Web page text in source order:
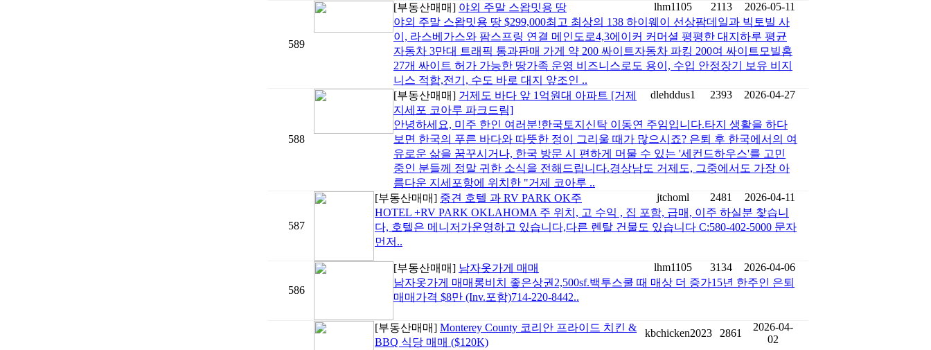
589
[부동산매매] 야외 주말 스왑밋용 땅 lhm1105 2113
2026-05-11
야외 주말 스왑밋용 땅 $299,000최고 최상의 138 하이웨이 선상팜데일과 빅토빌 사
이, 라스베가스와 팜스프링 연결 메인도로4,3에이커 커머셜 평평한 대지하루 평균
자동차 3만대 트래픽 통과판매 가게 약 200 싸이트자동차 파킹 200여 싸이트모빌홈
27개 싸이트 허가 가능한 땅가족 운영 비즈니스로도 용이, 수입 안정장기 보유 비지
니스 적합,전기, 수도 바로 대지 앞조인 ..
588
[부동산매매] 거제도 바다 앞 1억원대 아파트 [거제
지세포 코아루 파크드림]
dlehddus1 2393 2026-04-27
안녕하세요, 미주 한인 여러분!한국토지신탁 이동연 주임입니다.타지 생활을 하다
보면 한국의 푸른 바다와 따뜻한 정이 그리울 때가 많으시죠? 은퇴 후 한국에서의 여
유로운 삶을 꿈꾸시거나, 한국 방문 시 편하게 머물 수 있는 '세컨드하우스'를 고민
중인 분들께 정말 귀한 소식을 전해드립니다.경상남도 거제도, 그중에서도 가장 아
름다운 지세포항에 위치한 "거제 코아루 ..
587
[부동산매매] 중견 호텔 과 RV PARK OK주 jtchoml 2481
2026-04-11
HOTEL +RV PARK OKLAHOMA 주 위치, 고 수익 , 집 포함, 급매, 이주 하실분 찿습니
다, 호텔은 메니저가운영하고 있습니다,다른 렌탈 건물도 있습니다 C:580-402-5000 문자
먼저..
586
[부동산매매] 남자옷가게 매매 lhm1105 3134
2026-04-06
남자옷가게 매매롱비치 좋은상권2,500sf.백투스쿨 때 매상 더 증가15년 한주인 은퇴
매매가격 $8만 (Inv.포함)714-220-8442..
[부동산매매] Monterey County 코리안 프라이드 치킨 &
BBQ 식당 매매 ($120K)
kbchicken2023 2861
2026-04-
02